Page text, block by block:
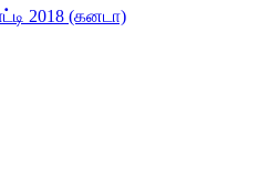
2018 (கனடா)